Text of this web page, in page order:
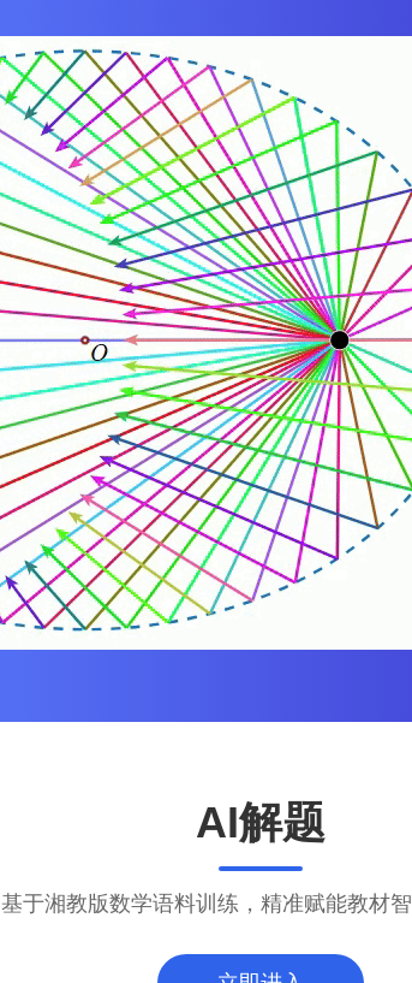
AI解题
基于湘教版数学语料训练，精准赋能教材智